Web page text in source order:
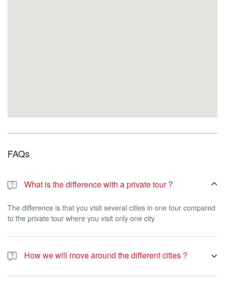
FAQs
What is the difference with a private tour ?
The difference is that you visit several cities in one tour compared
to the private tour where you visit only one city
How we will move around the different cities ?
We will travel by van all along the guided tour